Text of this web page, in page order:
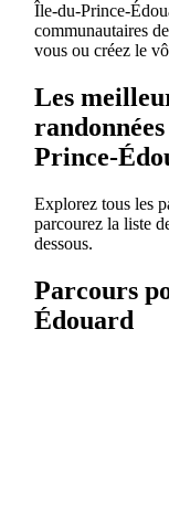
Île-du-Prince-
communautaires
vous ou créez le
Les
Prince-
Explorez tous les
parcourez la liste
dessous.
Parcours
Édouard